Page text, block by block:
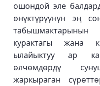
ошондой эле
өнүктүрүүнүн эң
табышмактарынын
курактагы жана
ылайыктуу ар
өлчөмдөрдү
жаркыраган